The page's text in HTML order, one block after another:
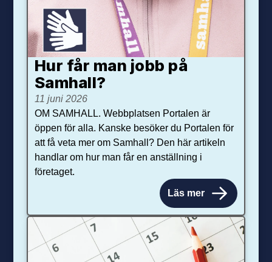
Hur får man jobb på
Samhall?
11 juni 2026
OM SAMHALL. Webbplatsen Portalen är
öppen för alla. Kanske besöker du Portalen för
att få veta mer om Samhall? Den här artikeln
handlar om hur man får en anställning i
företaget.
Läs mer